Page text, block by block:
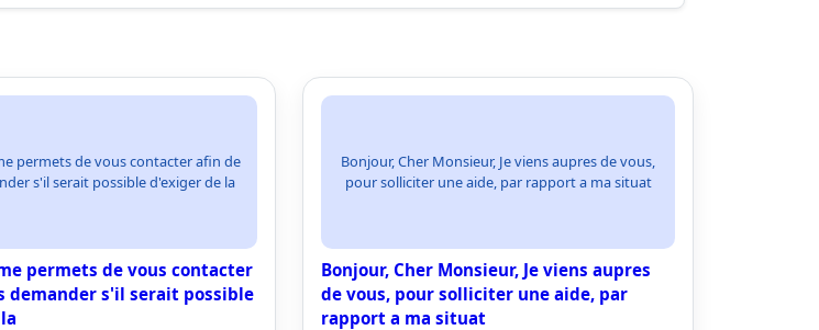
permets de vous contacter afin de
s'il serait possible d'exiger de la
permets de vous contacter
demander s'il serait possible
Bonjour, Cher Monsieur, Je viens aupres de vous,
pour solliciter une aide, par rapport a ma situat
Bonjour, Cher Monsieur, Je viens aupres
de vous, pour solliciter une aide, par
rapport a ma situat